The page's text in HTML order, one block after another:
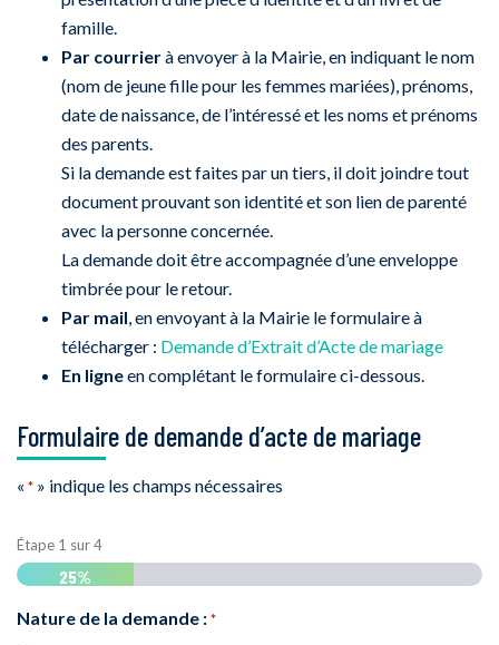
famille.
Par courrierà envoyer à la Mairie, en indiquant le nom
(nom de jeune fille pour les femmes mariées), prénoms,
date de naissance, de l’intéressé et les noms et prénoms
des parents.
Si la demande est faites par un tiers, il doit joindre tout
document prouvant son identité et son lien de parenté
avec la personne concernée.
La demande doit être accompagnée d’une enveloppe
timbrée pour le retour.
Par mail , en envoyant à la Mairie le formulaire à
télécharger : Demande d’Extrait d’Acte de mariage
En ligneen complétant le formulaire ci-dessous.
Formulaire de demande d’acte de mariage
« * » indique les champs nécessaires
Étape 1 sur4
25%
Nature de la demande : *